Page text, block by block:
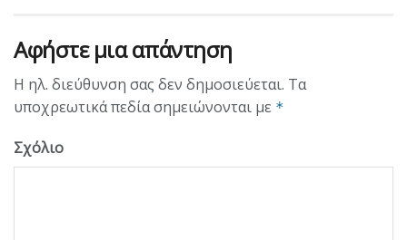
Αφήστε μια απάντηση
Η ηλ. διεύθυνση σας δεν δημοσιεύεται. Τα
υποχρεωτικά πεδία σημειώνονται με *
Σχόλιο